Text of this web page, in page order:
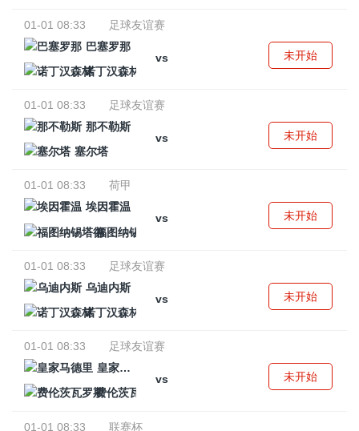
01-01 08:33
足球友谊赛
巴塞罗那
vs
诺丁汉森林
未开始
01-01 08:33
足球友谊赛
那不勒斯
vs
塞尔塔
未开始
01-01 08:33
荷甲
埃因霍温
vs
福图纳锡塔德
未开始
01-01 08:33
足球友谊赛
乌迪内斯
vs
诺丁汉森林
未开始
01-01 08:33
足球友谊赛
皇家马德里
vs
费伦茨瓦罗斯
未开始
01-01 08:33
联赛杯